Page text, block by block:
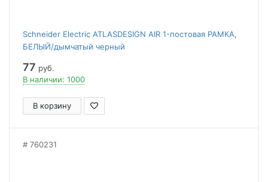
Schneider Electric ATLASDESIGN AIR 1-постовая РАМКА,
БЕЛЫЙ/дымчатый черный
77 руб.
В наличии: 1000
В корзину
760231